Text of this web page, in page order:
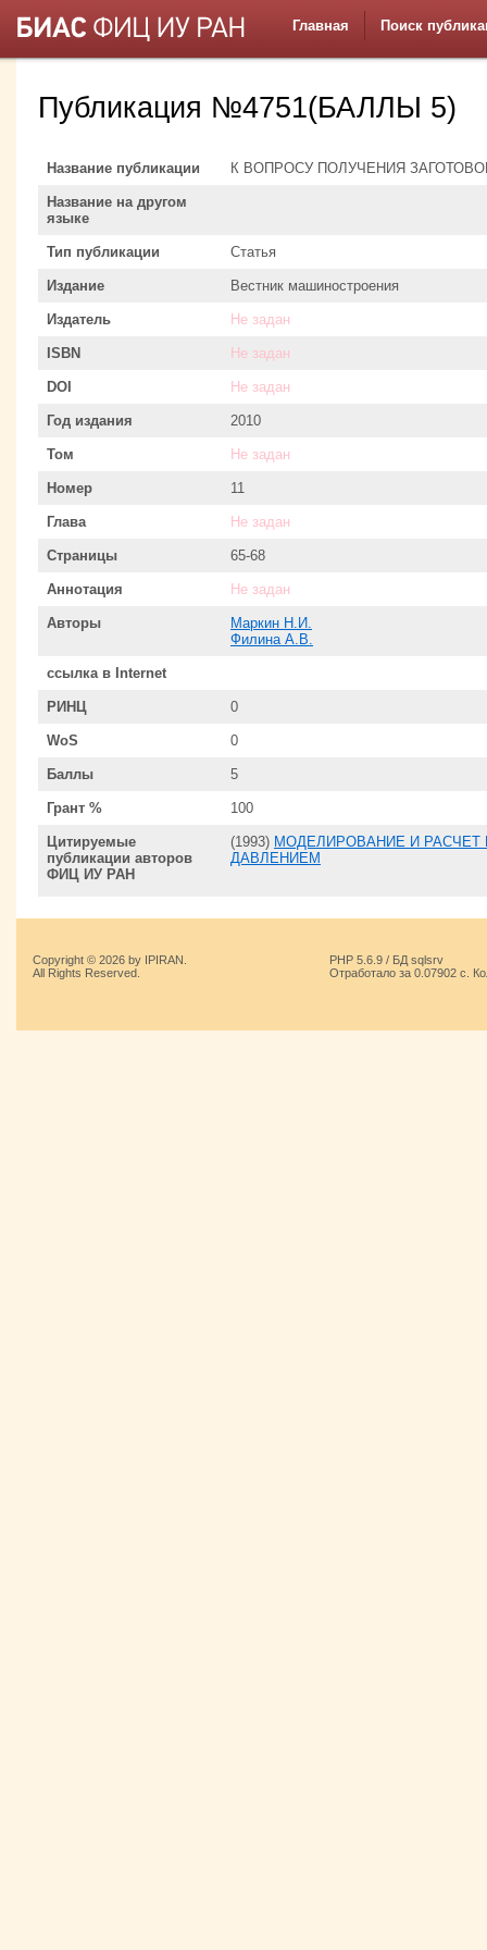
Главная Поиск
Публикация №4751(БАЛЛЫ 5)
Название публикации К ВОПРОСУ ПОЛУЧЕНИЯ
Название на другом
языке
Тип публикации Статья
Издание Вестник машиностроения
Издатель Не задан
ISBN Не задан
DOI Не задан
Год издания 2010
Том Не задан
Номер 11
Глава Не задан
Страницы 65-68
Аннотация Не задан
Авторы
Маркин Н.И.
Филина А.В.
ссылка в Internet
РИНЦ 0
WoS 0
Баллы 5
Грант % 100
Цитируемые
публикации авторов
ФИЦ ИУ РАН
(1993) МОДЕЛИРОВАНИЕ И
ДАВЛЕНИЕМ
Copyright © 2026 by IPIRAN.
All Rights Reserved.
PHP 5.6.9 / БД sqlsrv
Отработало за 0.07902 с.